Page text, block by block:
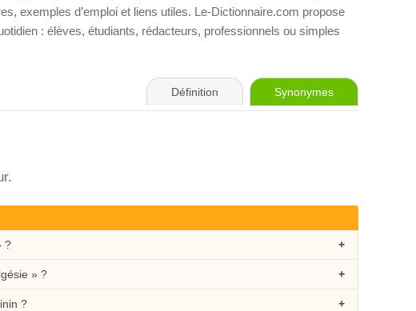
exemples d’emploi et liens utiles. Le-Dictionnaire.com propose
: élèves, étudiants, rédacteurs, professionnels ou simples
Définition Synonymes
?
» ?
?